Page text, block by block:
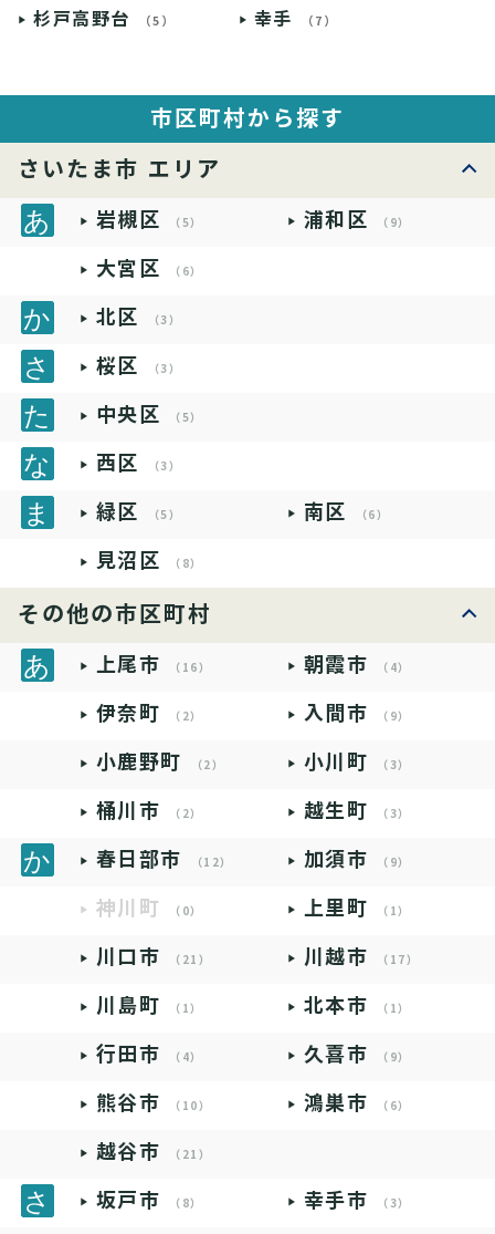
杉戸高野台 （5） 幸手 （7）
市区町村から探す
さいたま市 エリア
岩槻区 （5） 浦和区 （9）
大宮区 （6）
北区 （3）
桜区 （3）
中央区 （5）
西区 （3）
緑区 （5） 南区 （6）
見沼区 （8）
その他の市区町村
上尾市 （16） 朝霞市 （4）
伊奈町 （2） 入間市 （9）
小鹿野町 （2） 小川町 （3）
桶川市 （2） 越生町 （3）
春日部市 （12） 加須市 （9）
神川町 （0） 上里町 （1）
川口市 （21） 川越市 （17）
川島町 （1） 北本市 （1）
行田市 （4） 久喜市 （9）
熊谷市 （10） 鴻巣市 （6）
越谷市 （21）
坂戸市 （8） 幸手市 （3）